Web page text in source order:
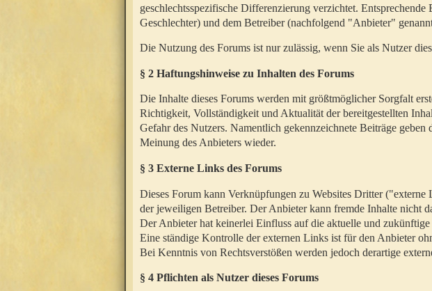
geschlechtsspezifische Differenzierung verzichtet.
Geschlechter) und dem Betreiber (nachfolgend "Anbieter"
Die Nutzung des Forums ist nur zulässig, wenn Sie als Nutzer
§ 2 Haftungshinweise zu Inhalten des Forums
Die Inhalte dieses Forums werden mit größtmöglicher Sorgfalt
Richtigkeit, Vollständigkeit und Aktualität der bereitgestellten
Gefahr des Nutzers. Namentlich gekennzeichnete Beiträge
Meinung des Anbieters wieder.
§ 3 Externe Links des Forums
Dieses Forum kann Verknüpfungen zu Websites Dritter
der jeweiligen Betreiber. Der Anbieter kann fremde Inhalte nicht
Der Anbieter hat keinerlei Einfluss auf die aktuelle und
Eine ständige Kontrolle der externen Links ist für den Anbieter
Bei Kenntnis von Rechtsverstößen werden jedoch derartige
§ 4 Pflichten als Nutzer dieses Forums